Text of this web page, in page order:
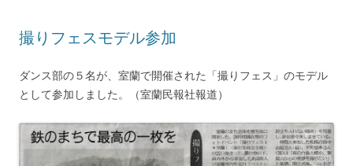
撮りフェスモデル参加
ダンス部の５名が、室蘭で開催された「撮りフェス」のモデル
として参加しました。（室蘭民報社報道）